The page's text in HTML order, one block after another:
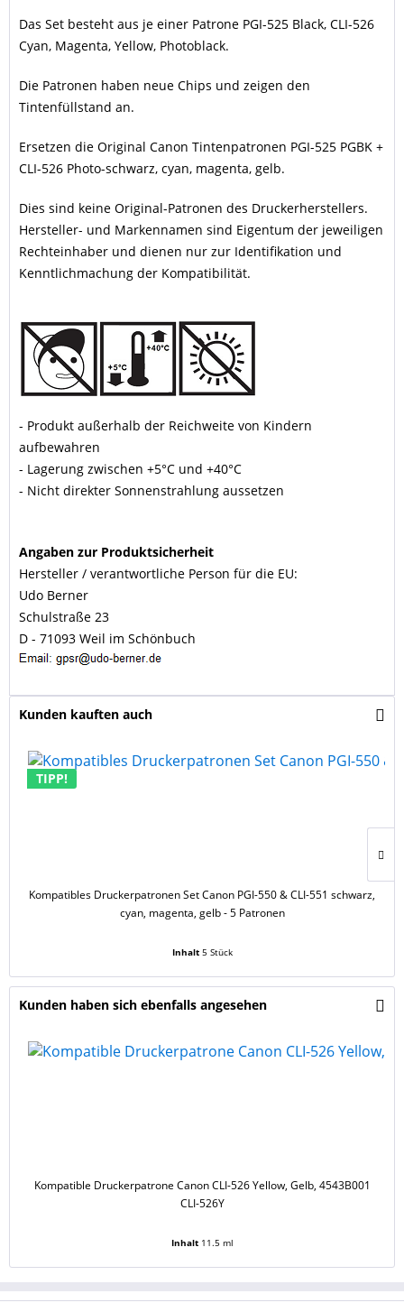
Das Set besteht aus je einer Patrone PGI-525 Black, CLI-526
Cyan, Magenta, Yellow, Photoblack.
Die Patronen haben neue Chips und zeigen den
Tintenfüllstand an.
Ersetzen die Original Canon Tintenpatronen PGI-525 PGBK +
CLI-526 Photo-schwarz, cyan, magenta, gelb.
Dies sind keine Original-Patronen des Druckerherstellers.
Hersteller- und Markennamen sind Eigentum der jeweiligen
Rechteinhaber und dienen nur zur Identifikation und
Kenntlichmachung der Kompatibilität.
- Produkt außerhalb der Reichweite von Kindern
aufbewahren
- Lagerung zwischen +5°C und +40°C
- Nicht direkter Sonnenstrahlung aussetzen
Angaben zur Produktsicherheit
Hersteller / verantwortliche Person für die EU:
Udo Berner
Schulstraße 23
D - 71093 Weil im Schönbuch
Kunden kauften auch
TIPP!
Kompatibles Druckerpatronen Set Canon PGI-550 & CLI-551 schwarz,
cyan, magenta, gelb - 5 Patronen
Inhalt 5 Stück
Kunden haben sich ebenfalls angesehen
Kompatible Druckerpatrone Canon CLI-526 Yellow, Gelb, 4543B001
CLI-526Y
Inhalt 11.5 ml